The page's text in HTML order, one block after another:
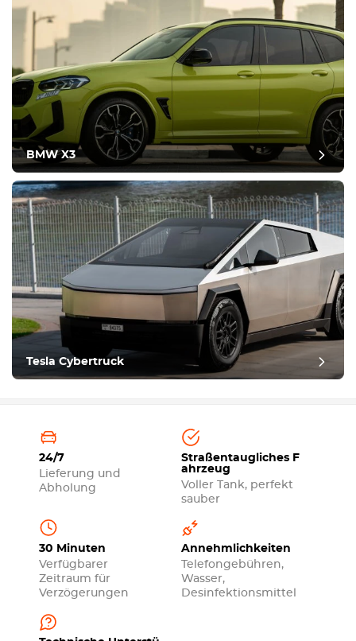
BMW X3
Tesla Cybertruck
24/7
Lieferung und
Abholung
Straßentaugliches F
ahrzeug
Voller Tank, perfekt
sauber
30 Minuten
Verfügbarer
Zeitraum für
Verzögerungen
Annehmlichkeiten
Telefongebühren,
Wasser,
Desinfektionsmittel